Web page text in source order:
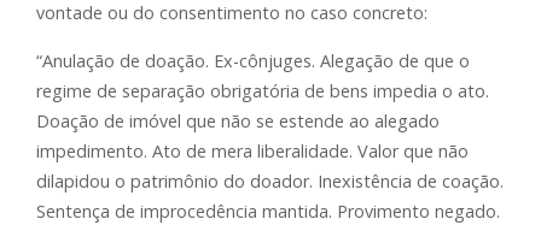
vontade ou do consentimento no caso concreto:
“Anulação de doação. Ex-cônjuges. Alegação de que o
regime de separação obrigatória de bens impedia o ato.
Doação de imóvel que não se estende ao alegado
impedimento. Ato de mera liberalidade. Valor que não
dilapidou o patrimônio do doador. Inexistência de coação.
Sentença de improcedência mantida. Provimento negado.